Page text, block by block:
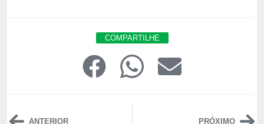
COMPARTILHE
ANTERIOR PRÓXIMO